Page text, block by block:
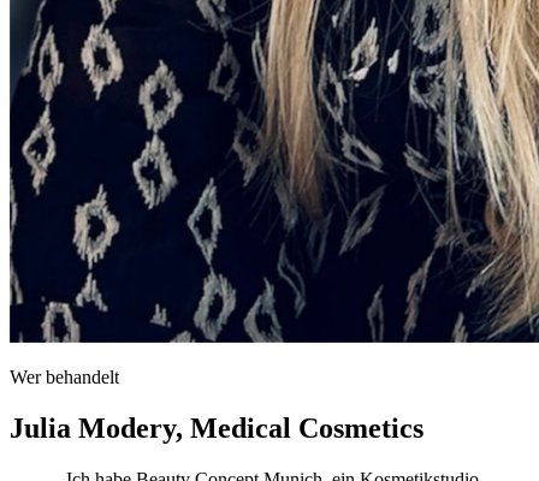
Wer behandelt
Julia Modery, Medical Cosmetics